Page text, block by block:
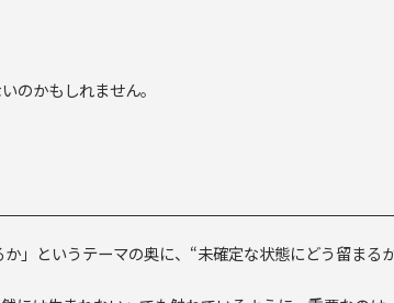
のかもしれません。
というテーマの奥に、“未確定な状態にどう留まる